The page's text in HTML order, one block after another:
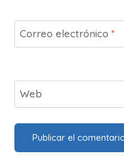
Correo electrónico *
Web